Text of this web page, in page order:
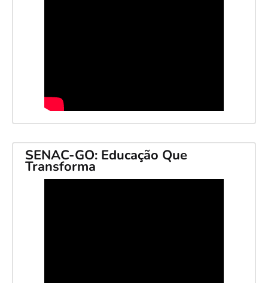
SENAC-GO: Educação Que
Transforma